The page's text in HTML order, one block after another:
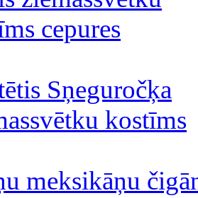
cepures
Sņeguročķa
kostīms
meksikāņu